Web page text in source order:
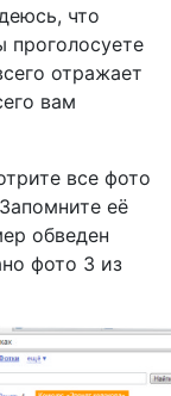
что
проголосуете
отражает
вам
все фото
её
обведен
фото 3 из